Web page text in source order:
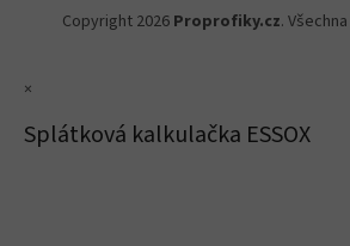
Copyright 2026 Proprofiky.cz.
×
Splátková kalkulačka ESSOX